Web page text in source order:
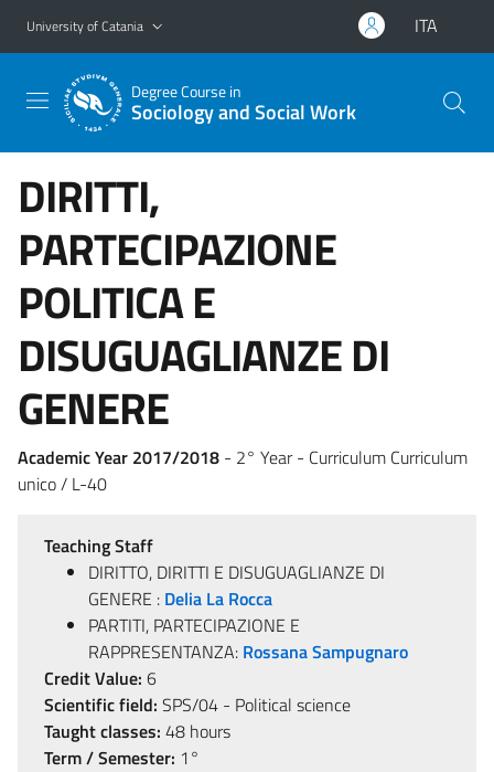
Go to main content
Go to navigation menu
University of Catania ITA
Degree Course in
Sociology and Social Work
DIRITTI,
PARTECIPAZIONE
POLITICA E
DISUGUAGLIANZE DI
GENERE
Academic Year 2017/2018 - 2° Year - Curriculum Curriculum
unico / L-40
Teaching Staff
DIRITTO, DIRITTI E DISUGUAGLIANZE DI
GENERE : Delia La Rocca
PARTITI, PARTECIPAZIONE E
RAPPRESENTANZA: Rossana Sampugnaro
Credit Value: 6
Scientific field: SPS/04 - Political science
Taught classes: 48 hours
Term / Semester: 1°